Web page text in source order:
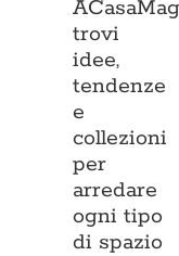
trovi
idee,
tendenze
e
collezioni
per
arredare
ogni tipo
di spazio